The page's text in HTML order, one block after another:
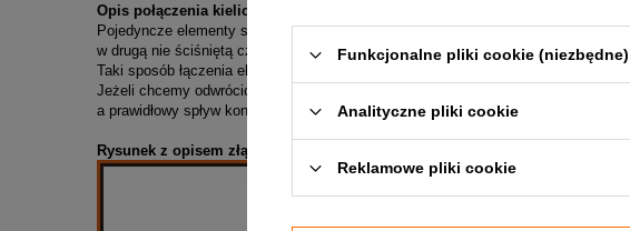
Opis połączenia kielichowego systemu SPK:
Pojedyncze elementy systemu przyłączy SPK łączy się ze sobą przez
w drugą nie ściśniętą część elementu - kielich. Dzięki połączeniu kielichowemu
Taki sposób łączenia elementów pozwala na prawidłowy przepływ gazów
Jeżeli chcemy odwrócić bieg elementów (w celu uniknięcia wypływu kondensatu
a prawidłowy spływ kondensatu zagwarantuje nam zastosowanie złączki
Rysunek z opisem złącza kielichowego systemu SPK:
Funkcjonalne pliki cookie (niezbędne)
Analityczne pliki cookie
Reklamowe pliki cookie